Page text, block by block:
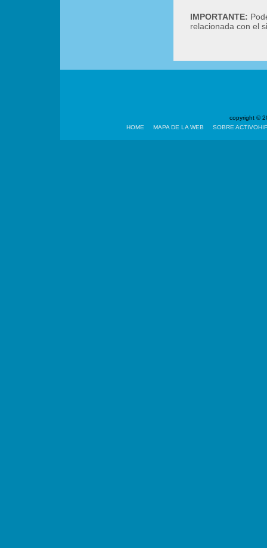
IMPORTANTE:
relacionada con el
copyright ©
HOME
MAPA DE LA WEB SOBRE